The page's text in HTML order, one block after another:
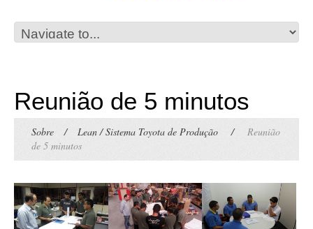
Reunião de 5 minutos
Sobre / Lean / Sistema Toyota de Produção /
Reunião
de 5 minutos